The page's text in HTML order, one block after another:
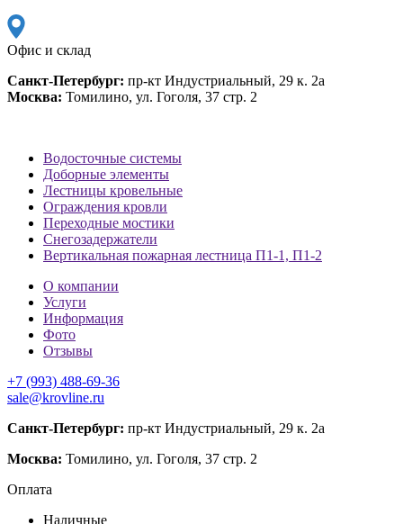
Офис и склад
Санкт-Петербург: пр-кт Индустриальный, 29 к. 2а
Москва: Томилино, ул. Гоголя, 37 стр. 2
Водосточные системы
Доборные элементы
Лестницы кровельные
Ограждения кровли
Переходные мостики
Снегозадержатели
Вертикальная пожарная лестница П1-1, П1-2
О компании
Услуги
Информация
Фото
Отзывы
+7 (993) 488-69-36
sale@krovline.ru
Санкт-Петербург: пр-кт Индустриальный, 29 к. 2а
Москва: Томилино, ул. Гоголя, 37 стр. 2
Оплата
Наличные